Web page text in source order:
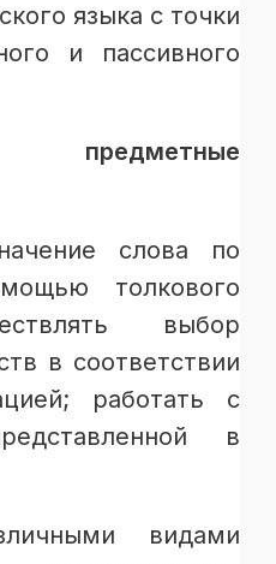
языка с точки
и пассивного
предметные
слова по
толкового
выбор
в соответствии
работать с
в
видами